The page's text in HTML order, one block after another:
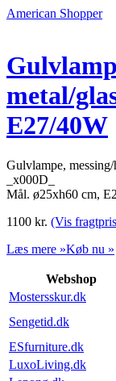
American Shopper
metal/
E27/40W
Gulvlampe,
_x000D_
Mål. ø25xh60 cm,
1100 kr. (Vis
Læs mere »Køb nu »
Webshop
Mostersskur.dk
Sengetid.dk
ESfurniture.dk
LuxoLiving.dk